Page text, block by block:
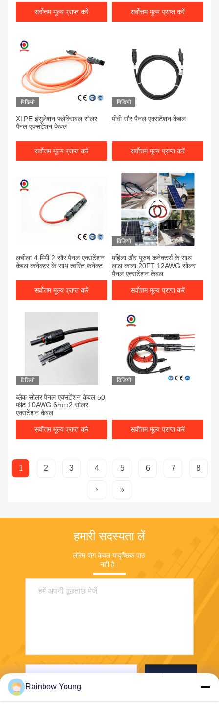
सर्वोत्तम मूल्य प्राप्त करें सर्वोत्तम मूल्य प्राप्त करें
विडियो
XLPE इंसुलेशन फ्लेक्सिबल सोलर
पैनल एक्सटेंशन केबल
सर्वोत्तम मूल्य प्राप्त करें
विडियो
पीवी सौर पैनल एक्सटेंशन केबल
सर्वोत्तम मूल्य प्राप्त करें
लचीला 4 मिमी 2 सौर पैनल एक्सटेंशन
केबल कनेक्टर के साथ त्वरित कनेक्ट
सर्वोत्तम मूल्य प्राप्त करें
विडियो
महिला और पुरुष कनेक्टर्स के साथ
लाल काला 20FT 12AWG सोलर
पैनल एक्सटेंशन केबल
सर्वोत्तम मूल्य प्राप्त करें
विडियो
ब्लैक सोलर पैनल एक्सटेंशन केबल 50
फीट 10AWG 6mm2 सोलर
एक्सटेंशन केबल
सर्वोत्तम मूल्य प्राप्त करें
विडियो
सर्वोत्तम मूल्य प्राप्त करें
1 2 3 4 5 6 7 8
हमारी सदस्यता लें
लोरेम योग केवल यादृच्छिक पाठ
नहीं है।
Rainbow Young